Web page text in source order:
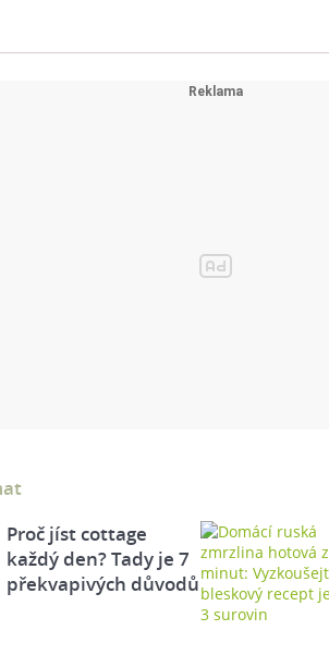
Proč jíst cottage
každý den? Tady je 7
překvapivých důvodů